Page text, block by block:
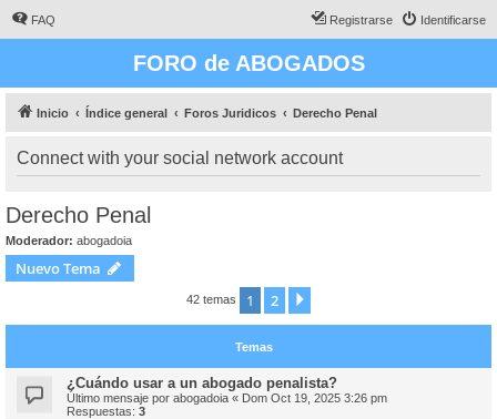
FAQ Identificarse
Registrarse
FORO de ABOGADOS
Inicio Índice general Foros Juridicos Derecho Penal
Connect with your social network account
Derecho Penal
Moderador: abogadoia
Nuevo Tema
42 temas 1 2
Temas
¿Cuándo usar a un abogado penalista?
Último mensaje por abogadoia « Dom Oct 19, 2025 3:26 pm
Respuestas: 3